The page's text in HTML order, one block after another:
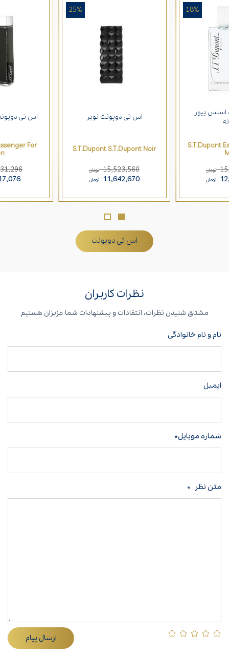
18%
اسنس پیور
S.T.Dupont
تومان
تومان
25%
اس تی دوپونت نویر
S.T.Dupont S.T.Dupont Noir
15,523,560 تومان
11,642,670 تومان
اس تی
For
اس تی دوپونت
نظرات کاربران
مشتاق شنیدن نظرات، انتقادات و پیشنهادات شما عزیزان هستیم
نام و نام خانوادگی
ایمیل
شماره موبایل*
متن نظر *
ارسال پیام